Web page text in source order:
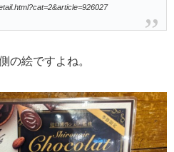
の絵ですよね。